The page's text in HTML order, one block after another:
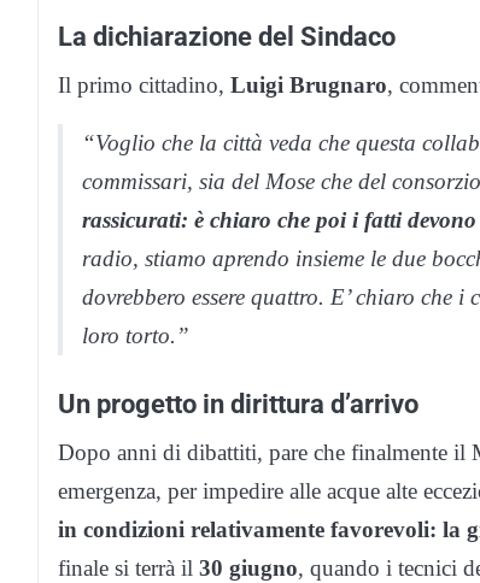
La dichiarazione del Sindaco
Il primo cittadino, Luigi Brugnaro,
“Voglio che la città veda che questa
commissari, sia del Mose che del
rassicurati: è chiaro che poi i fatti devono
radio, stiamo aprendo insieme le due
dovrebbero essere quattro. E’ chiaro che
loro torto.”
Un progetto in dirittura d’arrivo
Dopo anni di dibattiti, pare che finalmente il
emergenza, per impedire alle acque alte
in condizioni relativamente favorevoli: la
finale si terrà il 30 giugno, quando i tecnici